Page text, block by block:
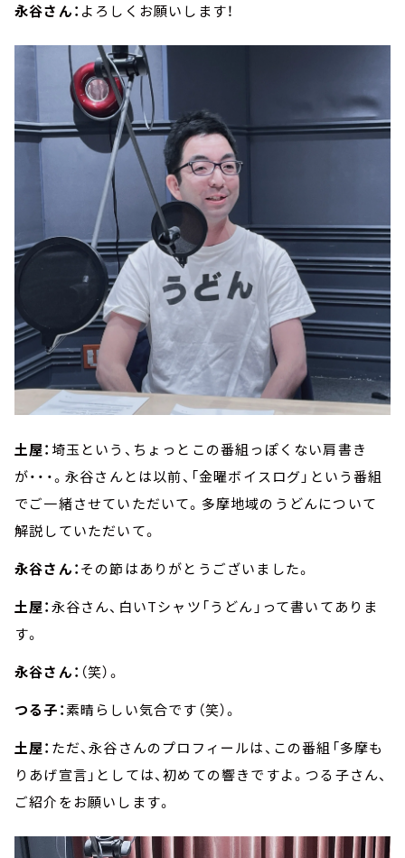
永谷さん： よろしくお願いします！
土屋： 埼玉という、ちょっとこの番組っぽくない肩書き
が・・・。永谷さんとは以前、「金曜ボイスログ」という番組
でご一緒させていただいて。多摩地域のうどんについて
解説していただいて。
永谷さん：その節はありがとうございました。
土屋：永谷さん、白いTシャツ「うどん」って書いてありま
す。
永谷さん： （笑）。
つる子：素晴らしい気合です（笑）。
土屋： ただ、永谷さんのプロフィールは、この番組「多摩も
りあげ宣言」としては、初めての響きですよ。つる子さん、
ご紹介をお願いします。